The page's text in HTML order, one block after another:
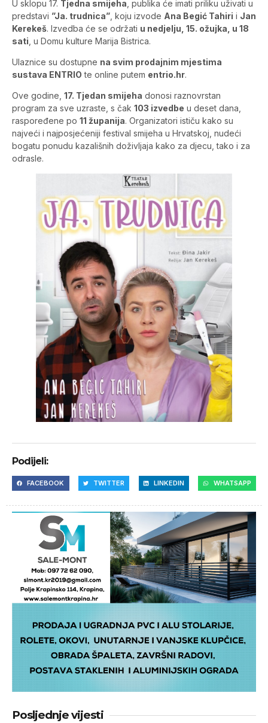
U sklopu 17. Tjedna smijeha , publika će imati priliku uživati u
predstavi ”Ja. trudnica” , koju izvode Ana Begić Tahiri i Jan
Kerekeš. Izvedba će se održati u nedjelju, 15. ožujka, u 18
sati , u Domu kulture Marija Bistrica.
Ulaznice su dostupne na svim prodajnim mjestima
sustava ENTRIO te online putem entrio.hr.
Ove godine, 17. Tjedan smijeha donosi raznovrstan
program za sve uzraste, s čak 103 izvedbe u deset dana,
raspoređene po 11 županija. Organizatori ističu kako su
najveći i najposjećeniji festival smijeha u Hrvatskoj, nudeći
bogatu ponudu kazališnih doživljaja kako za djecu, tako i za
odrasle.
Podijeli:
FACEBOOK TWITTER LINKEDIN WHATSAPP
Posljednje vijesti